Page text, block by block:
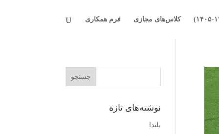
کلاس‌های مجازی فرم همکاری
نوشته‌های تازه
بلندا